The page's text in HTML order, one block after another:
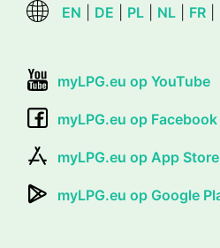
EN DE PL NL FR
myLPG.eu op YouTube
myLPG.eu op Facebook
myLPG.eu op App Store
myLPG.eu op Google